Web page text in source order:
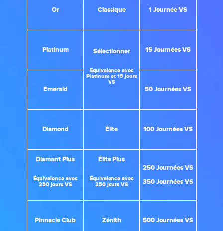
Or Classique 1 Journée VS
Platinum Sélectionner
Équivalence avec
Platinum et 15 jours
VS
15 Journées VS
Emerald 50 Journées VS
Diamond Élite 100 Journées VS
Diamant Plus
Équivalence avec
250 jours VS
Élite Plus
Équivalence avec
250 jours VS
250 Journées VS
350 Journées VS
Pinnacle Club Zénith 500 Journées VS